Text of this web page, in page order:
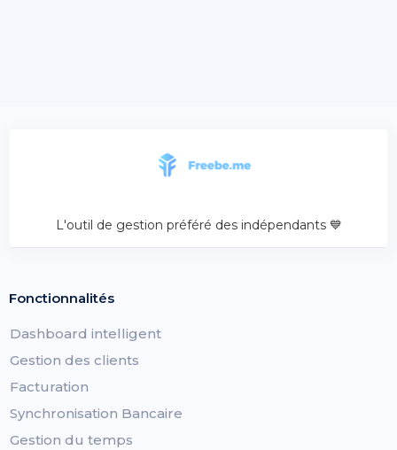
L'outil de gestion préféré des indépendants 💙
Fonctionnalités
Dashboard intelligent
Gestion des clients
Facturation
Synchronisation Bancaire
Gestion du temps